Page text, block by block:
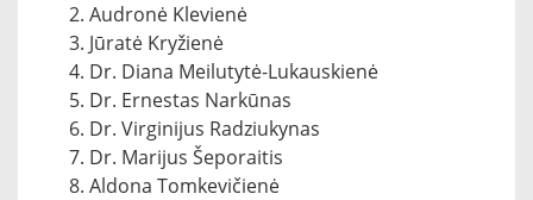
Audronė Klevienė
Jūratė Kryžienė
Dr. Diana Meilutytė-Lukauskienė
Dr. Ernestas Narkūnas
Dr. Virginijus Radziukynas
Dr. Marijus Šeporaitis
Aldona Tomkevičienė